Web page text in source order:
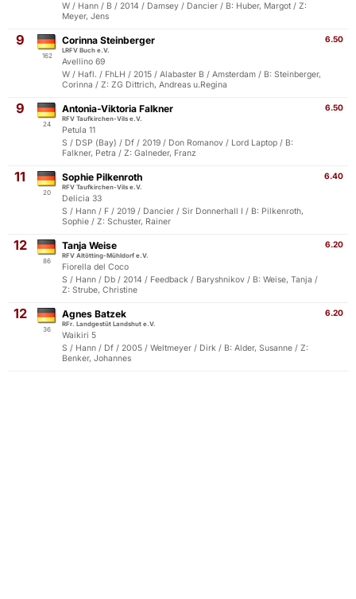
W / Hann / B / 2014 / Damsey / Dancier / B: Huber, Margot / Z:
Meyer, Jens
9
162
6.50
Corinna Steinberger
LRFV Buch e.V.
Avellino 69
W / Hafl. / FhLH / 2015 / Alabaster B / Amsterdam / B: Steinberger,
Corinna / Z: ZG Dittrich, Andreas u.Regina
9
24
6.50
Antonia-Viktoria Falkner
RFV Taufkirchen-Vils e.V.
Petula 11
S / DSP (Bay) / Df / 2019 / Don Romanov / Lord Laptop / B:
Falkner, Petra / Z: Galneder, Franz
11
20
6.40
Sophie Pilkenroth
RFV Taufkirchen-Vils e.V.
Delicia 33
S / Hann / F / 2019 / Dancier / Sir Donnerhall I / B: Pilkenroth,
Sophie / Z: Schuster, Rainer
12
86
6.20
Tanja Weise
RFV Altötting-Mühldorf e.V.
Fiorella del Coco
S / Hann / Db / 2014 / Feedback / Baryshnikov / B: Weise, Tanja /
Z: Strube, Christine
12
36
6.20
Agnes Batzek
RFr. Landgestüt Landshut e.V.
Waikiri 5
S / Hann / Df / 2005 / Weltmeyer / Dirk / B: Alder, Susanne / Z:
Benker, Johannes